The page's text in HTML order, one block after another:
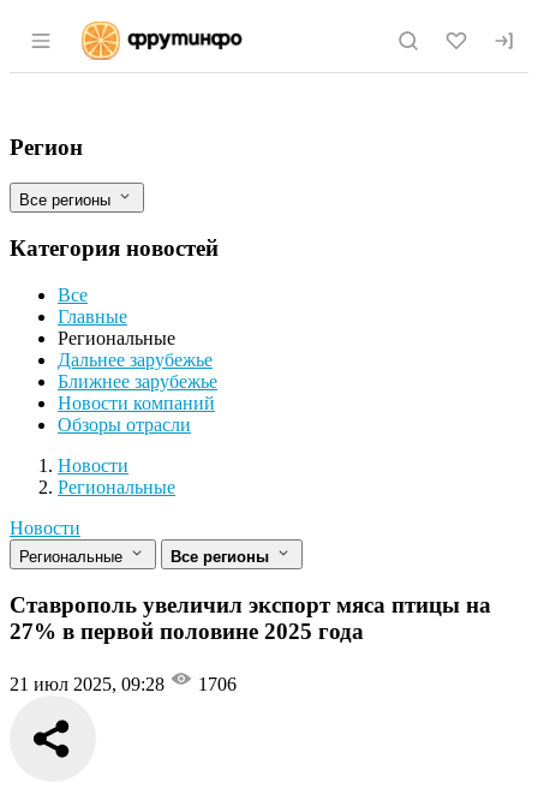
Раздел навигации по сайту fruitinfo.ru
Ставрополь увеличил экспорт мяса
Фильтры
Регион
Все регионы
Категория новостей
Все
Главные
Региональные
Дальнее зарубежье
Ближнее зарубежье
Новости компаний
Обзоры отрасли
Новости
Разделы
Новости
Региональные
Новости
Региональные Все регионы
Ставрополь увеличил экспорт мяса птицы на
27% в первой половине 2025 года
21 июл 2025, 09:28 1706